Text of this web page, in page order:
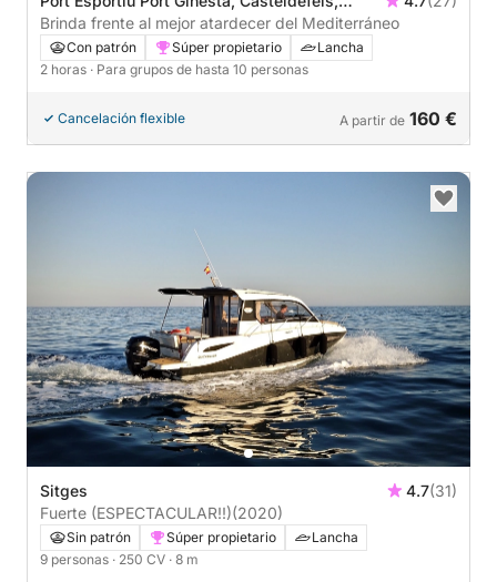
España
Brinda frente al mejor atardecer del Mediterráneo
Con patrón Súper propietario
Lancha
2 horas · Para grupos de hasta 10 personas
Cancelación flexible A partir de 160 €
Sitges 4.7(31)
Fuerte (ESPECTACULAR!!)(2020)
Sin patrón Súper propietario
Lancha
9 personas · 250 CV · 8 m